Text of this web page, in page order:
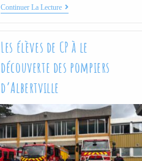
Continuer La Lecture
Les élèves de CP à le
découverte des pompiers
d’Albertville